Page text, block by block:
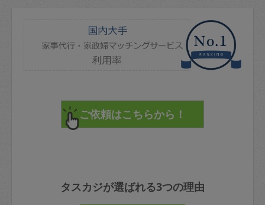
タスカジが選ばれる3つの理由